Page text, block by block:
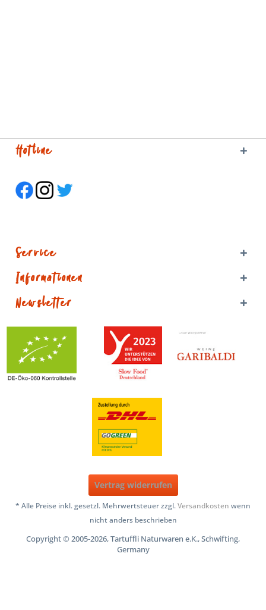
Hotline
Service
Informationen
Newsletter
Vertrag widerrufen
* Alle Preise inkl. gesetzl. Mehrwertsteuer zzgl.Versandkosten wenn
nicht anders beschrieben
Copyright © 2005-2026, Tartuffli Naturwaren e.K., Schwifting,
Germany